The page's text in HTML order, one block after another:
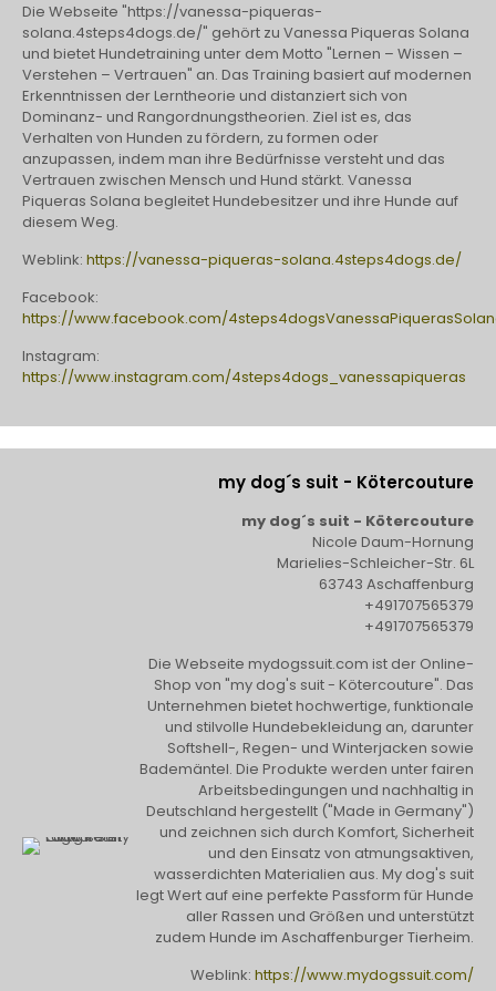
Die Webseite "https://vanessa-piqueras-
solana.4steps4dogs.de/" gehört zu Vanessa Piqueras Solana
und bietet Hundetraining unter dem Motto "Lernen – Wissen –
Verstehen – Vertrauen" an. Das Training basiert auf modernen
Erkenntnissen der Lerntheorie und distanziert sich von
Dominanz- und Rangordnungstheorien. Ziel ist es, das
Verhalten von Hunden zu fördern, zu formen oder
anzupassen, indem man ihre Bedürfnisse versteht und das
Vertrauen zwischen Mensch und Hund stärkt. Vanessa
Piqueras Solana begleitet Hundebesitzer und ihre Hunde auf
diesem Weg.
Weblink: https://vanessa-piqueras-solana.4steps4dogs.de/
Facebook:
https://www.facebook.com/
Instagram:
https://www.instagram.com/4steps4dogs_vanessapiqueras
my dog´s suit - Kötercouture
my dog´s suit - Kötercouture
Nicole Daum-Hornung
Marielies-Schleicher-Str. 6L
63743 Aschaffenburg
+491707565379
+491707565379
Die Webseite mydogssuit.com ist der Online-
Shop von "my dog's suit - Kötercouture". Das
Unternehmen bietet hochwertige, funktionale
und stilvolle Hundebekleidung an, darunter
Softshell-, Regen- und Winterjacken sowie
Bademäntel. Die Produkte werden unter fairen
Arbeitsbedingungen und nachhaltig in
Deutschland hergestellt ("Made in Germany")
und zeichnen sich durch Komfort, Sicherheit
und den Einsatz von atmungsaktiven,
wasserdichten Materialien aus. My dog's suit
legt Wert auf eine perfekte Passform für Hunde
aller Rassen und Größen und unterstützt
zudem Hunde im Aschaffenburger Tierheim.
Weblink: https://www.mydogssuit.com/